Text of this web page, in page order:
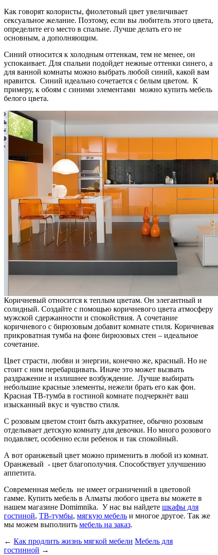
Как говорят колористы, фиолетовый цвет увеличивает
сексуальное желание. Поэтому, если вы любитель этого цвета,
определите его место в спальне. Лучше делать его не
основным, а дополняющим.
Синий относится к холодным оттенкам, тем не менее, он
успокаивает. Для спальни подойдет нежные оттенки синего, а
для ванной комнаты можно выбрать любой синий, какой вам
нравится. Синий идеально сочетается с белым цветом. К
примеру, к обоям с синими элементами можно купить мебель
белого цвета.
Коричневый относится к теплым цветам. Он элегантный и
солидный. Создайте с помощью коричневого цвета атмосферу
мужской сдержанности и спокойствия. А сочетание
коричневого с бирюзовым добавит комнате стиля. Коричневая
прикроватная тумба на фоне бирюзовых стен – идеальное
сочетание.
Цвет страсти, любви и энергии, конечно же, красный. Но не
стоит с ним перебарщивать. Иначе это может вызвать
раздражение и излишнее возбуждение. Лучше выбирать
небольшие красные элементы, нежели брать его как фон.
Красная ТВ-тумба в гостиной комнате подчеркнёт ваш
изысканный вкус и чувство стиля.
С розовым цветом стоит быть аккуратнее, обычно розовым
отделывает детскую комнату для девочки. Но много розового
подавляет, особенно если ребенок и так спокойный.
А вот оранжевый цвет можно применить в любой из комнат.
Оранжевый - цвет благополучия. Способствует улучшению
аппетита.
Современная мебель не имеет ограничений в цветовой
гамме. Купить мебель в Алматы любого цвета вы можете в
нашем магазине Domimnika. У нас вы найдете шкафы для
гостиной, ТВ-тумбы, мягкую мебель и многое другое. Так же
мы можем выполнить мебель на заказ.
← Как продлить жизнь мягкой мебели Мебель для
гостинной →